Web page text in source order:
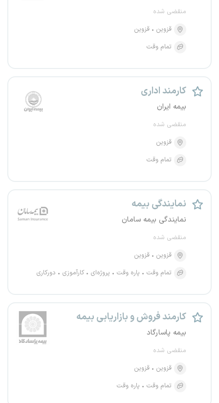
منقضی شده
قزوین
قزوین
تمام وقت
کارمند اداری
بیمه ایران
منقضی شده
قزوین
تمام وقت
نمایندگی بیمه
نمایندگی بیمه سامان
منقضی شده
قزوین
قزوین
تمام وقت
پاره وقت پروژه‌ای کارآموزی دورکاری
کارمند فروش و بازاریابی بیمه
بیمه پاسارگاد
منقضی شده
قزوین
قزوین
تمام وقت
پاره وقت